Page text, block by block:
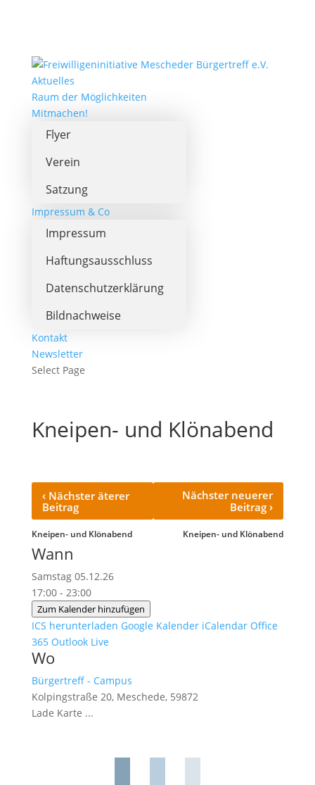
Aktuelles
Raum der Möglichkeiten
Mitmachen!
Flyer
Verein
Satzung
Impressum & Co
Impressum
Haftungsausschluss
Datenschutzerklärung
Bildnachweise
Kontakt
Newsletter
Select Page
Kneipen- und Klönabend
‹Nächster äterer
Beitrag
Kneipen- und Klönabend
Nächster neuerer
Beitrag›
Kneipen- und Klönabend
Wann
Samstag 05.12.26
17:00 - 23:00
Zum Kalender hinzufügen
ICS herunterladen Google Kalender iCalendar Office
365 Outlook Live
Wo
Bürgertreff - Campus
Kolpingstraße 20, Meschede, 59872
Lade Karte ...